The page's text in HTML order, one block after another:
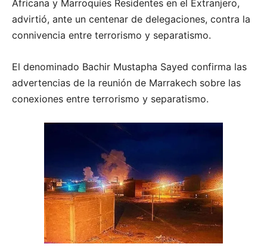
Africana y Marroquíes Residentes en el Extranjero,
advirtió, ante un centenar de delegaciones, contra la
connivencia entre terrorismo y separatismo.
El denominado Bachir Mustapha Sayed confirma las
advertencias de la reunión de Marrakech sobre las
conexiones entre terrorismo y separatismo.